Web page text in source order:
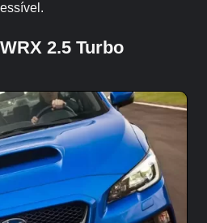
2.5 Turbo